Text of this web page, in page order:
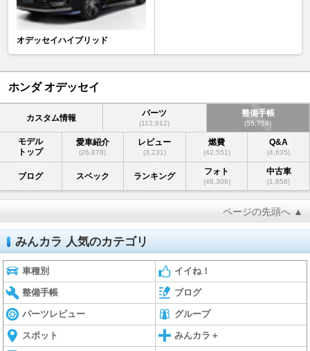
オデッセイハイブリッド
ホンダ オデッセイ
カスタム情報 パーツ
(112,912)
整備手帳
(55,759)
モデル
トップ
愛車紹介
(26,878)
レビュー
(3,231)
燃費
(42,551)
Q&A
(4,635)
ブログ スペック ランキング フォト
(49,306)
中古車
(1,858)
ページの先頭へ ▲
みんカラ 人気のカテゴリ
車種別 イイね！
整備手帳 ブログ
パーツレビュー グループ
スポット みんカラ＋